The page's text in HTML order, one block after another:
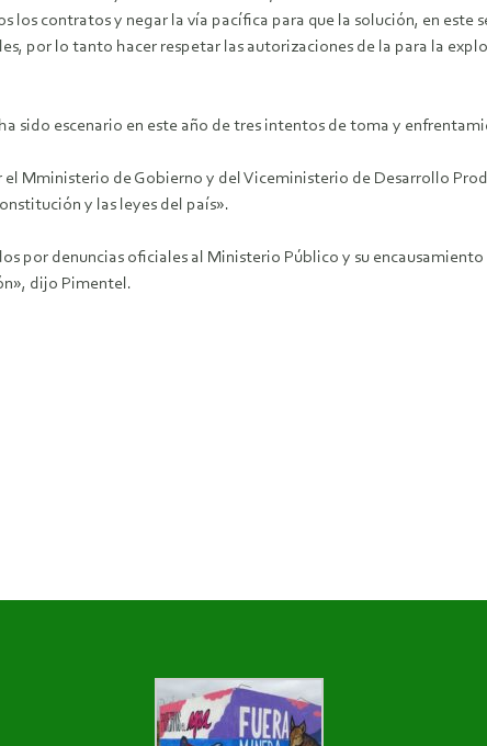
los contratos y negar la vía pacífica para que la solución, en
por lo tanto hacer respetar las autorizaciones de la para la
sido escenario en este año de tres intentos de toma y
Mministerio de Gobierno y del Viceministerio de Desarrollo
y las leyes del país».
por denuncias oficiales al Ministerio Público y su
dijo Pimentel.